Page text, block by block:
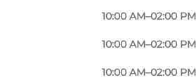
10:00 AM–02:00 PM
10:00 AM–02:00 PM
10:00 AM–02:00 PM
is generally open every
winter months and is open
and autumn holidays.
months the swimming